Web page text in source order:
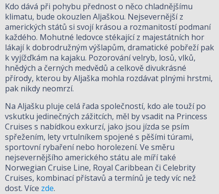
Kdo dává při pohybu přednost o něco chladnějšímu
klimatu, bude okouzlen Aljaškou. Nejsevernější z
amerických států si svojí krásou a rozmanitostí podmaní
každého. Mohutné ledovce stékající z majestátních hor
lákají k dobrodružným výšlapům, dramatické pobřeží pak
k vyjížďkám na kajaku. Pozorování velryb, losů, vlků,
hnědých a černých medvědů a celkově divukrásné
přírody, kterou by Aljaška mohla rozdávat plnými hrstmi,
pak nikdy neomrzí.
Na Aljašku pluje celá řada společností, kdo ale touží po
vskutku jedinečných zážitcích, měl by vsadit na Princess
Cruises s nabídkou exkurzí, jako jsou jízda se psím
spřežením, lety vrtulníkem spojené s pěšími túrami,
sportovní rybaření nebo horolezení. Ve směru
nejsevernějšího amerického státu ale míří také
Norwegian Cruise Line, Royal Caribbean či Celebrity
Cruises, kombinací přístavů a termínů je tedy víc než
dost. Více zde.